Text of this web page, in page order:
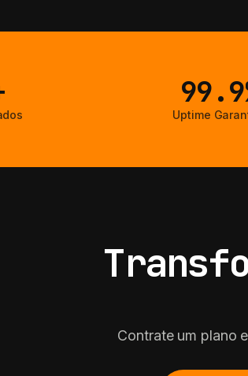
Uptime
Contrate um plano